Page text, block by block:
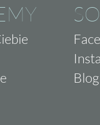
Blog